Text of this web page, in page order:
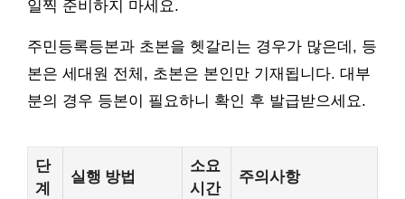
일찍 준비하지 마세요.
주민등록등본과 초본을 헷갈리는 경우가 많은데, 등
본은 세대원 전체, 초본은 본인만 기재됩니다. 대부
분의 경우 등본이 필요하니 확인 후 발급받으세요.
단
계
실행 방법
소요
시간
주의사항